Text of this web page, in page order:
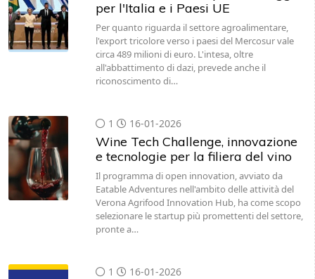
per l'Italia e i Paesi UE
Per quanto riguarda il settore agroalimentare,
l'export tricolore verso i paesi del Mercosur vale
circa 489 milioni di euro. L'intesa, oltre
all'abbattimento di dazi, prevede anche il
riconoscimento di…
1 16-01-2026
Wine Tech Challenge, innovazione
e tecnologie per la filiera del vino
Il programma di open innovation, avviato da
Eatable Adventures nell'ambito delle attività del
Verona Agrifood Innovation Hub, ha come scopo
selezionare le startup più promettenti del settore,
pronte a…
1 16-01-2026